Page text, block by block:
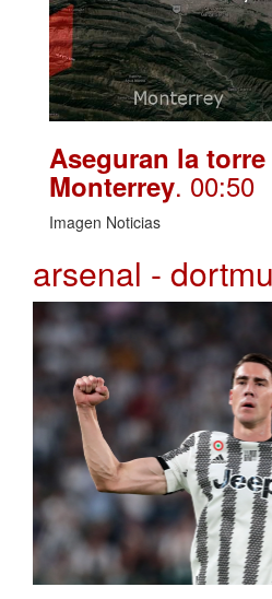
Aseguran la
Monterrey. 00:50
Imagen Noticias
arsenal -